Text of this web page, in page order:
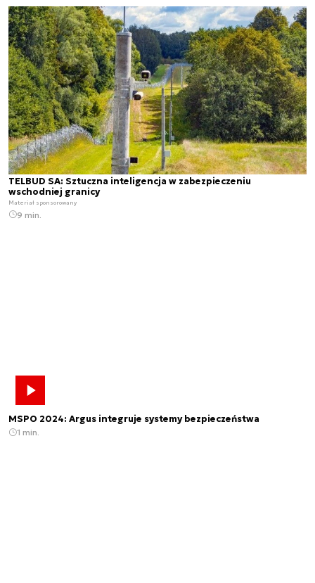
TELBUD SA: Sztuczna inteligencja w zabezpieczeniu
wschodniej granicy
Materiał sponsorowany
9 min.
MSPO 2024: Argus integruje systemy bezpieczeństwa
1 min.